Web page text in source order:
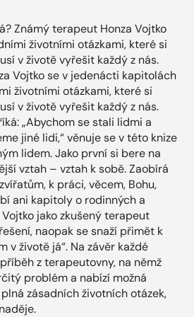
Známý terapeut Honza Vojtko
životními otázkami, které si
v životě vyřešit každý z nás.
Vojtko se v jedenácti kapitolách
životními otázkami, které si
v životě vyřešit každý z nás.
„Abychom se stali lidmi a
jiné lidi,“ věnuje se v této knize
lidem. Jako první si bere na
vztah – vztah k sobě. Zaobírá
k práci, věcem, Bohu,
ani kapitoly o rodinných a
jako zkušený terapeut
naopak se snaží přimět k
v životě já“. Na závěr každé
z terapeutovny, na němž
problém a nabízí možná
zásadních životních otázek,